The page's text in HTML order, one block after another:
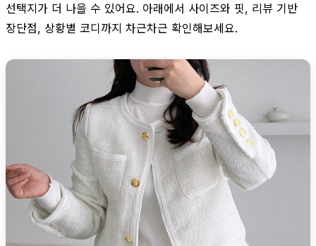
선택지가 더 나을 수 있어요. 아래에서 사이즈와 핏, 리뷰 기반
장단점, 상황별 코디까지 차근차근 확인해보세요.